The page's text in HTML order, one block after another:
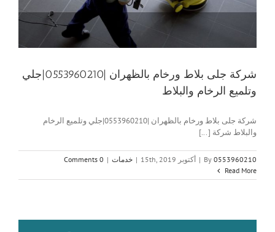
شركة جلى بلاط ورخام بالظهران |0553960210|جلي
وتلميع الرخام والبلاط
شركة جلى بلاط ورخام بالظهران |0553960210|جلي وتلميع الرخام
والبلاط شركة [...]
By 0553960210
| أكتوبر 15th, 2019 | خدمات |
0 Comments
Read More